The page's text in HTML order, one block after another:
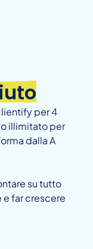
per 4
illimitato per
dalla A
su tutto
e far crescere